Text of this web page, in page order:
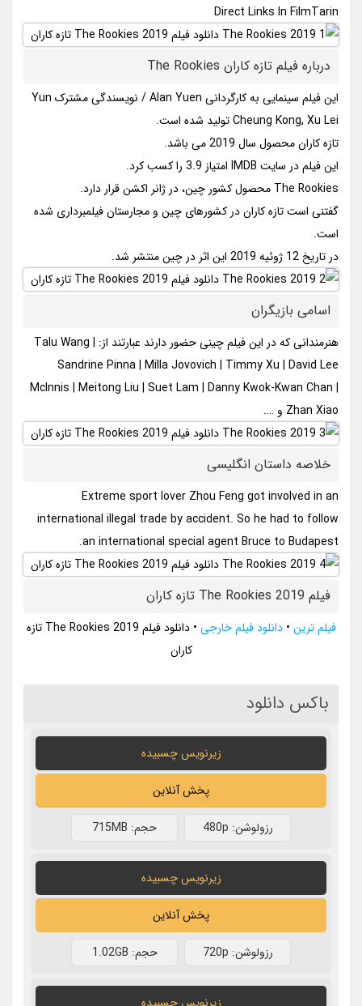
Direct Links In FilmTarin
درباره فیلم تازه کاران The Rookies
این فیلم سینمایی به کارگردانی Alan Yuen / نویسندگی مشترک Yun
Cheung Kong, Xu Lei تولید شده است.
تازه کاران محصول سال 2019 می باشد.
این فیلم در سایت IMDB امتیاز 3.9 را کسب کرد.
The Rookies محصول کشور چین، در ژانر اکشن قرار دارد.
گفتنی است تازه کاران در کشورهای چین و مجارستان فیلمبرداری شده
است.
در تاریخ 12 ژوئیه 2019 این اثر در چین منتشر شد.
اسامی بازیگران
هنرمندانی که در این فیلم چینی حضور دارند عبارتند از: Talu Wang |
Sandrine Pinna | Milla Jovovich | Timmy Xu | David Lee
McInnis | Meitong Liu | Suet Lam | Danny Kwok-Kwan Chan |
Zhan Xiao و ….
خلاصه داستان انگلیسی
Extreme sport lover Zhou Feng got involved in an
international illegal trade by accident. So he had to follow
an international special agent Bruce to Budapest.
فیلم The Rookies 2019 تازه کاران
فیلم ترین •دانلود فیلم خارجی •
دانلود فیلم The Rookies 2019 تازه
کاران
باکس دانلود
زیرنویس چسبیده
پخش آنلاین
رزولوشن: 480p حجم: 715MB
زیرنویس چسبیده
پخش آنلاین
رزولوشن: 720p حجم: 1.02GB